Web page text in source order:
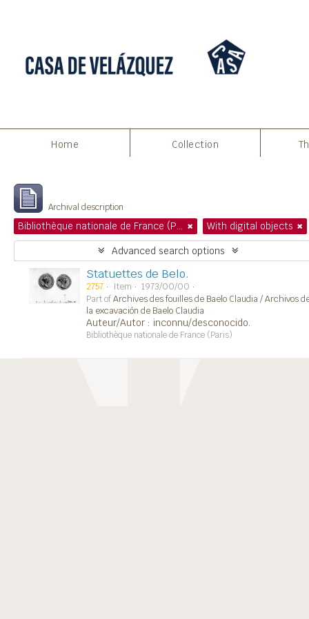
Home Collection
Archival description
Bibliothèque nationale de France (Paris)
With digital objects
Advanced search options
Statuettes de Belo.
2757 Item
1973/00/00
Part ofArchives des fouilles de Baelo Claudia / Archivos
la excavación de Baelo Claudia
Auteur/Autor : inconnu/desconocido.
Bibliothèque nationale de France (Paris)